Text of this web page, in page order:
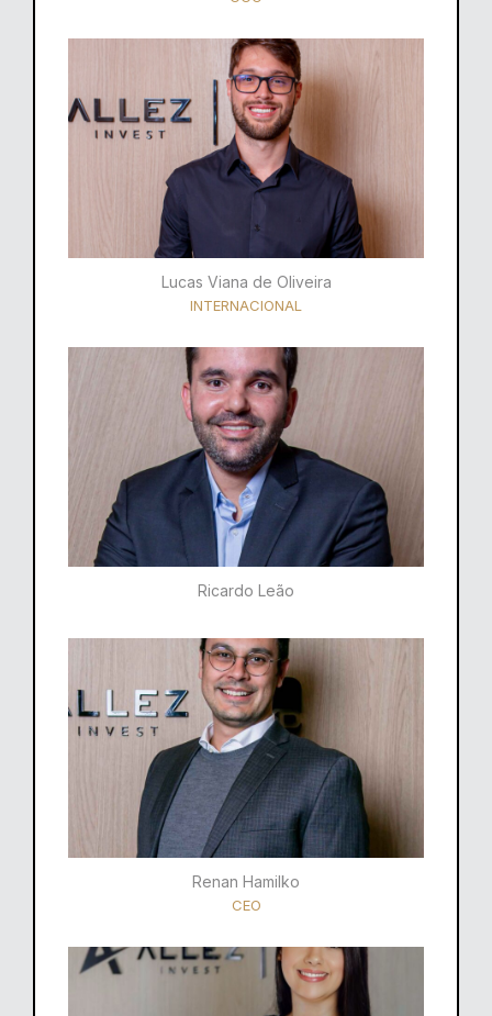
Lucas Viana de Oliveira
INTERNACIONAL
Ricardo Leão​
Renan Hamilko​
CEO